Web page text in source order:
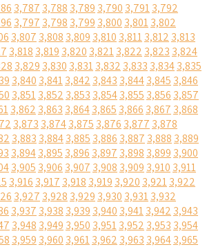
3,787 3,788 3,789 3,790 3,7913,792
3,797 3,798 3,799 3,800 3,8013,802
3,807 3,808 3,809 3,810 3,8113,812 3,813
3,818 3,819 3,820 3,8213,822 3,823 3,824
3,829 3,830 3,8313,832 3,833 3,8343,835
3,840 3,8413,842 3,843 3,8443,845 3,846
3,8513,852 3,853 3,8543,855 3,856 3,857
3,862 3,863 3,8643,865 3,866 3,867 3,868
3,873 3,8743,875 3,876 3,877 3,878
3,883 3,8843,885 3,886 3,887 3,888 3,889
3,8943,895 3,896 3,897 3,898 3,899 3,900
3,905 3,906 3,907 3,908 3,909 3,910 3,911
3,916 3,917 3,918 3,919 3,920 3,9213,922
3,927 3,928 3,929 3,930 3,9313,932
3,937 3,938 3,939 3,940 3,9413,942 3,943
3,948 3,949 3,950 3,9513,952 3,953 3,954
3,959 3,960 3,9613,962 3,963 3,9643,965